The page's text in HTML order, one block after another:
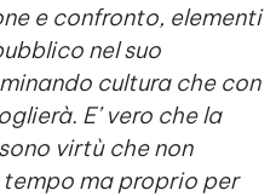
e confronto, elementi
nel suo
cultura che con
E’ vero che la
virtù che non
ma proprio per